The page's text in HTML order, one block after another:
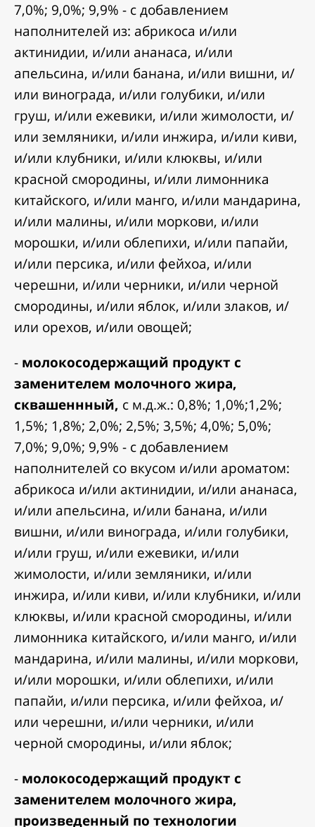
7,0%; 9,0%; 9,9% - с добавлением
наполнителей из: абрикоса и/или
актинидии, и/или ананаса, и/или
апельсина, и/или банана, и/или вишни, и/
или винограда, и/или голубики, и/или
груш, и/или ежевики, и/или жимолости, и/
или земляники, и/или инжира, и/или киви,
и/или клубники, и/или клюквы, и/или
красной смородины, и/или лимонника
китайского, и/или манго, и/или мандарина,
и/или малины, и/или моркови, и/или
морошки, и/или облепихи, и/или папайи,
и/или персика, и/или фейхоа, и/или
черешни, и/или черники, и/или черной
смородины, и/или яблок, и/или злаков, и/
или орехов, и/или овощей;
- молокосодержащий продукт с
заменителем молочного жира,
сквашеннный, с м.д.ж.: 0,8%; 1,0%;1,2%;
1,5%; 1,8%; 2,0%; 2,5%; 3,5%; 4,0%; 5,0%;
7,0%; 9,0%; 9,9% - с добавлением
наполнителей со вкусом и/или ароматом:
абрикоса и/или актинидии, и/или ананаса,
и/или апельсина, и/или банана, и/или
вишни, и/или винограда, и/или голубики,
и/или груш, и/или ежевики, и/или
жимолости, и/или земляники, и/или
инжира, и/или киви, и/или клубники, и/или
клюквы, и/или красной смородины, и/или
лимонника китайского, и/или манго, и/или
мандарина, и/или малины, и/или моркови,
и/или морошки, и/или облепихи, и/или
папайи, и/или персика, и/или фейхоа, и/
или черешни, и/или черники, и/или
черной смородины, и/или яблок;
- молокосодержащий продукт с
заменителем молочного жира,
произведенный по технологии